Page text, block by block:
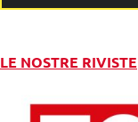
LE NOSTRE RIVISTE